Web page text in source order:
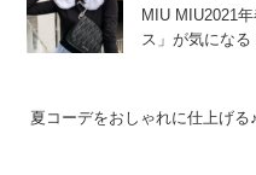
MIU MIU2021
ス」が気になる
夏コーデをおしゃれに仕上げる